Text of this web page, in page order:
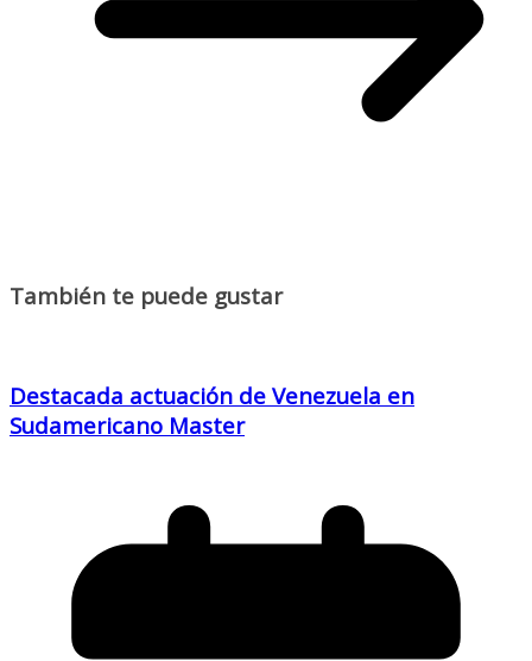
También te puede gustar
Destacada actuación de Venezuela en
Sudamericano Master